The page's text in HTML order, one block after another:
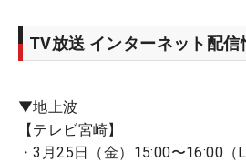
TV放送 インターネット配信
▼地上波
【テレビ宮崎】
・3月25日（金）15:00〜16:00（